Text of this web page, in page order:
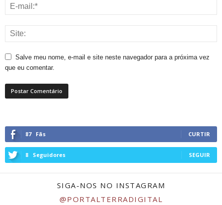
Salve meu nome, e-mail e site neste navegador para a próxima vez
que eu comentar.
87 Fãs CURTIR
8 Seguidores SEGUIR
SIGA-NOS NO INSTAGRAM
@PORTALTERRADIGITAL